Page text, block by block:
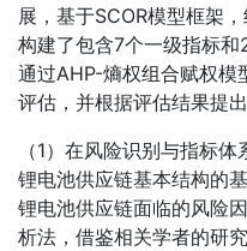
展，基于SCOR模型框架
构建了包含7个一级指标和
通过AHP-熵权组合赋权模
评估，并根据评估结果提
（1）在风险识别与指标
锂电池供应链基本结构的
锂电池供应链面临的风险
析法，借鉴相关学者的研